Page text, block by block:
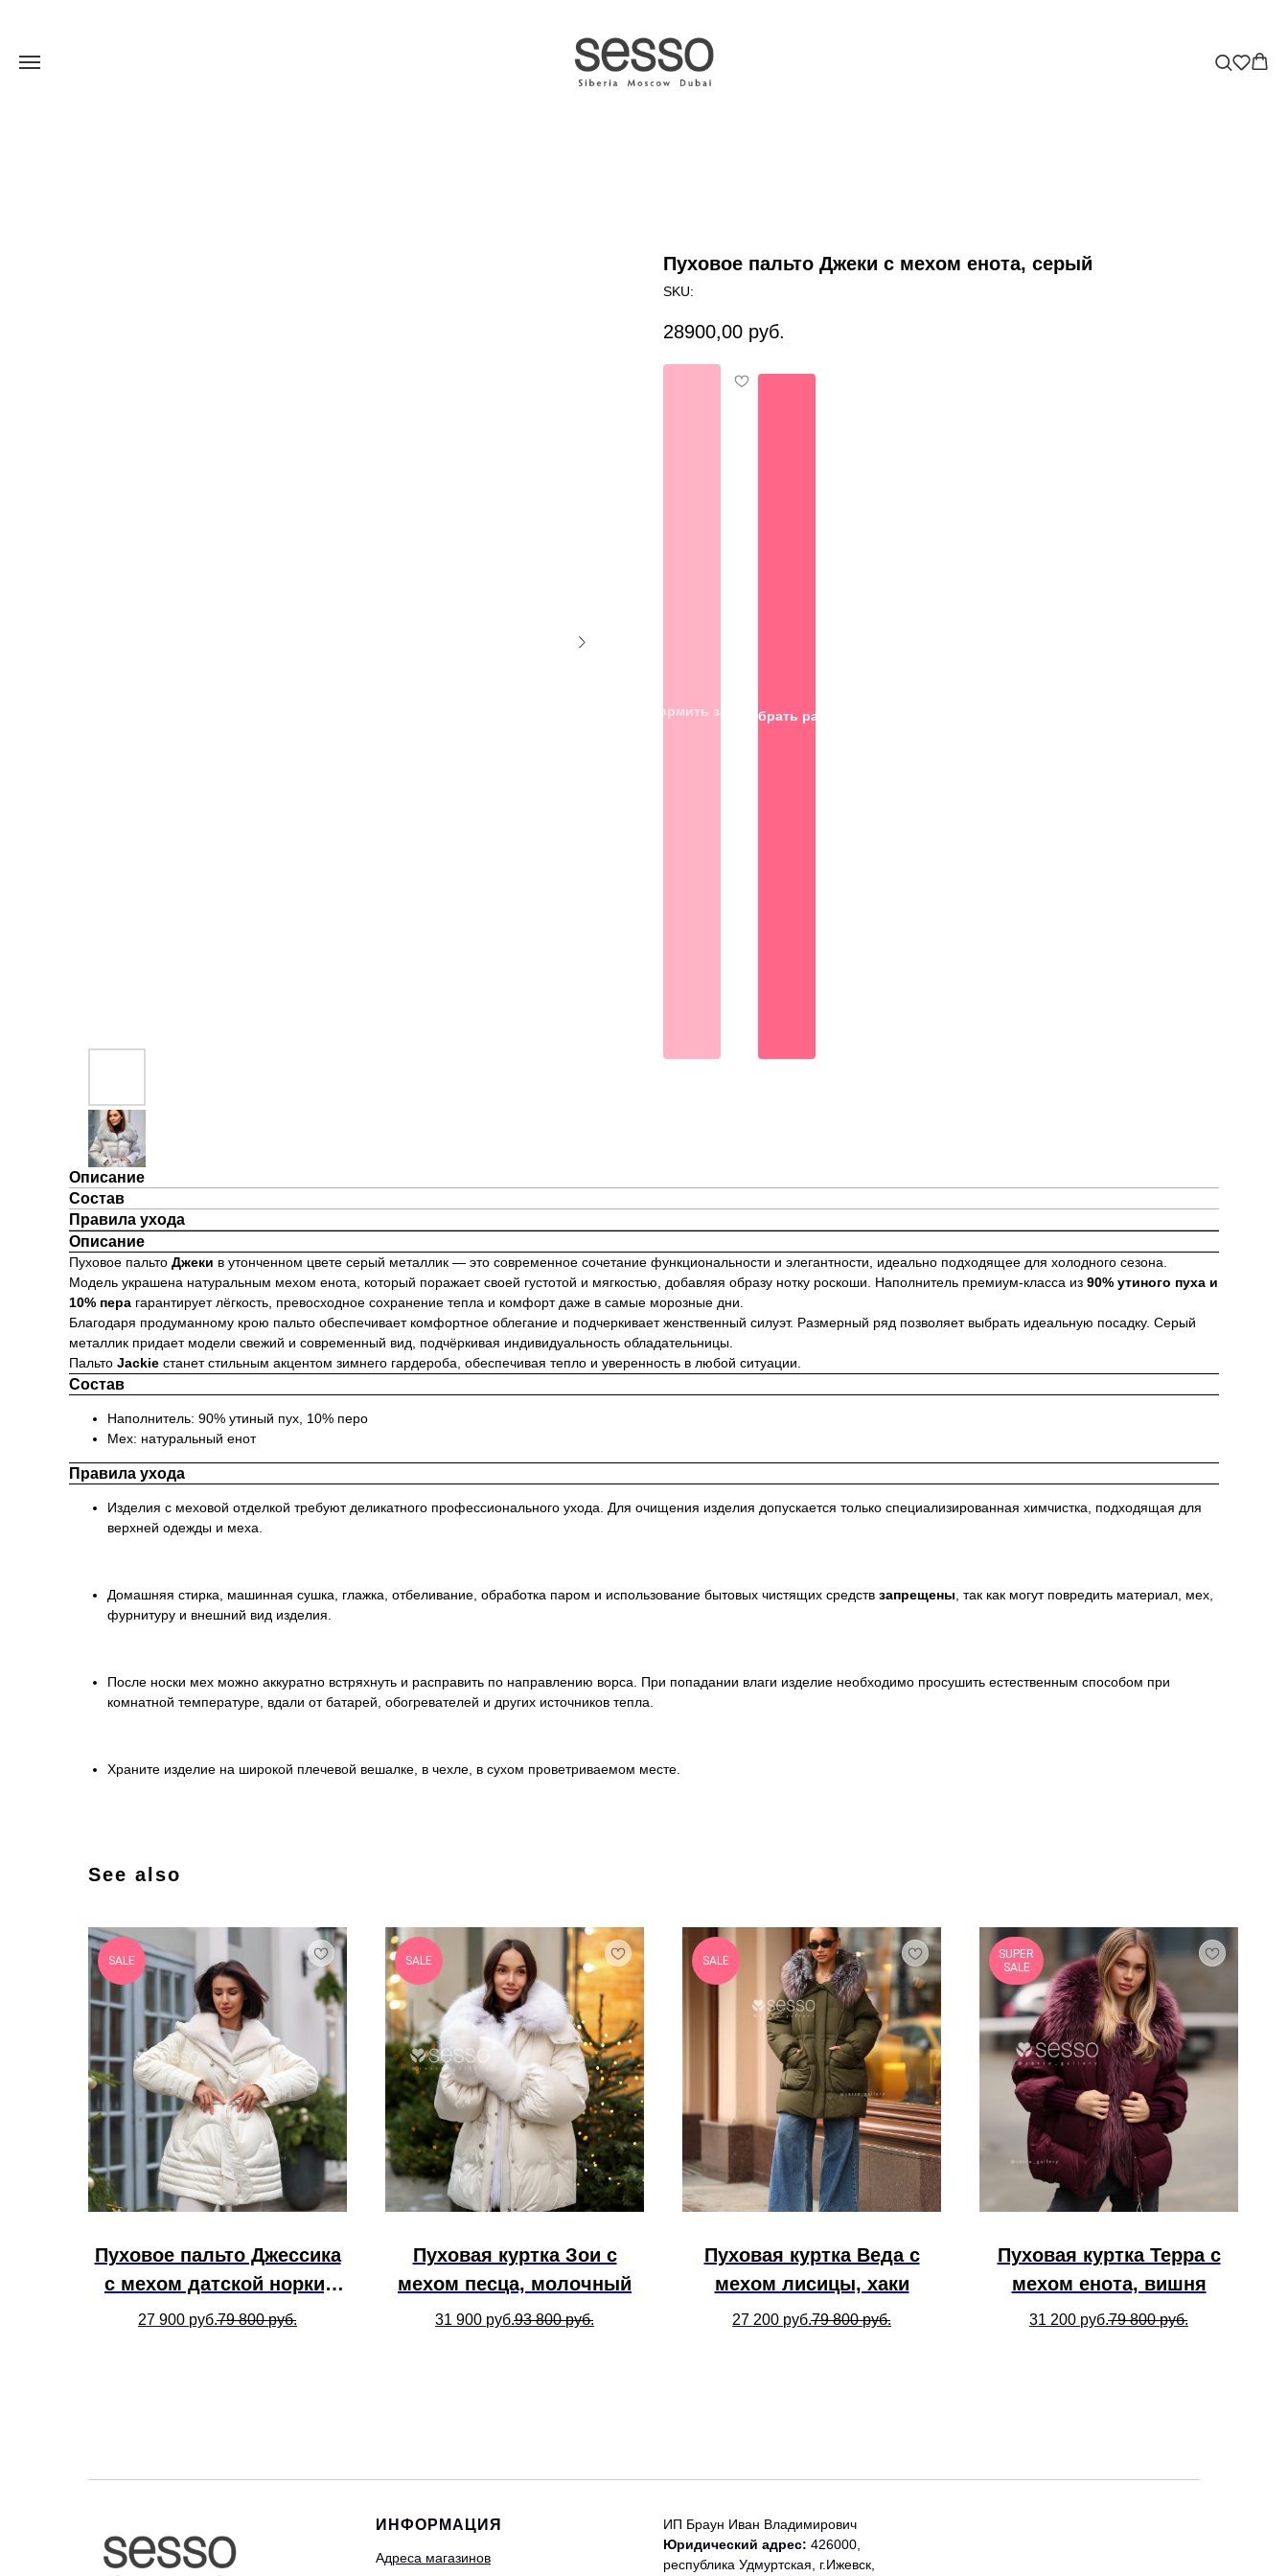
Пуховое пальто Джеки с мехом енота, серый
SKU:
28900,00 руб.
Оформить заказПодобрать размер
Описание
Состав
Правила ухода
Описание
Пуховое пальто Джеки в утонченном цвете серый металлик — это современное сочетание функциональности и элегантности, идеально подходящее для холодного сезона.
Модель украшена натуральным мехом енота, который поражает своей густотой и мягкостью, добавляя образу нотку роскоши. Наполнитель премиум-класса из 90% утиного пуха и
10% пера гарантирует лёгкость, превосходное сохранение тепла и комфорт даже в самые морозные дни.
Благодаря продуманному крою пальто обеспечивает комфортное облегание и подчеркивает женственный силуэт. Размерный ряд позволяет выбрать идеальную посадку. Серый
металлик придает модели свежий и современный вид, подчёркивая индивидуальность обладательницы.
Пальто Jackie станет стильным акцентом зимнего гардероба, обеспечивая тепло и уверенность в любой ситуации.
Состав
Наполнитель: 90% утиный пух, 10% перо
Мех: натуральный енот
Правила ухода
Изделия с меховой отделкой требуют деликатного профессионального ухода. Для очищения изделия допускается только специализированная химчистка, подходящая для
верхней одежды и меха.
Домашняя стирка, машинная сушка, глажка, отбеливание, обработка паром и использование бытовых чистящих средств запрещены , так как могут повредить материал, мех,
фурнитуру и внешний вид изделия.
После носки мех можно аккуратно встряхнуть и расправить по направлению ворса. При попадании влаги изделие необходимо просушить естественным способом при
комнатной температуре, вдали от батарей, обогревателей и других источников тепла.
Храните изделие на широкой плечевой вешалке, в чехле, в сухом проветриваемом месте.
See also
SALE
Пуховое пальто Джессика
с мехом датской норки,
молочный
27 900 руб.79 800 руб.
SALE
Пуховая куртка Зои с
мехом песца, молочный
31 900 руб.93 800 руб.
SALE
Пуховая куртка Веда с
мехом лисицы, хаки
27 200 руб.79 800 руб.
SUPER
SALE
Пуховая куртка Терра с
мехом енота, вишня
31 200 руб.79 800 руб.
ИНФОРМАЦИЯ
Адреса магазинов
ИП Браун Иван Владимирович
Юридический адрес: 426000,
республика Удмуртская, г.Ижевск,